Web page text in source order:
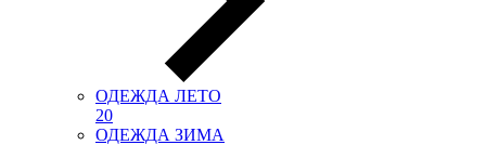
ОДЕЖДА ЛЕТО
20
ОДЕЖДА ЗИМА